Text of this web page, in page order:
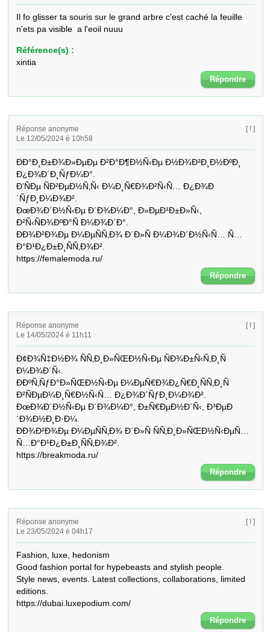
Il fo glisser ta souris sur le grand arbre c'est caché la feuille
n'ets pa visible  a l'eoil nuuu
Référence(s) :
xintia
Répondre
Réponse anonyme
Le 12/05/2024 é 10h58
[ ! ]
ÐÐ°Ð¸Ð±Ð¾Ð»ÐµÐµ Ð²Ð°Ð¶Ð½Ñ‹Ðµ Ð½Ð¾Ð²Ð¸Ð½ÐºÐ¸
Ð¿Ð¾Ð´Ð¸ÑƒÐ¼Ð°.
Ð’ÑÐµ ÑÐ²ÐµÐ½Ñ‚Ñ‹ Ð¼Ð¸Ñ€Ð¾Ð²Ñ‹Ñ… Ð¿Ð¾Ð
´ÑƒÐ¸Ð¼Ð¾Ð².
ÐœÐ¾Ð´Ð½Ñ‹Ðµ Ð´Ð¾Ð¼Ð°, Ð»ÐµÐ¹Ð±Ð»Ñ‹,
Ð²Ñ‹ÑÐ¾ÐºÐ°Ñ Ð¼Ð¾Ð´Ð°.
ÐÐ¾Ð²Ð¾Ðµ Ð¼ÐµÑÑ‚Ð¾ Ð´Ð»Ñ Ð¼Ð¾Ð´Ð½Ñ‹Ñ… Ñ…
Ð°Ð¹Ð¿Ð±Ð¸ÑÑ‚Ð¾Ð².
https://femalemoda.ru/
Répondre
Réponse anonyme
Le 14/05/2024 é 11h11
[ ! ]
Ð¢Ð¾Ñ‡Ð½Ð¾ ÑÑ‚Ð¸Ð»ÑŒÐ½Ñ‹Ðµ ÑÐ¾Ð±Ñ‹Ñ‚Ð¸Ñ
Ð¼Ð¾Ð´Ñ‹.
ÐÐºÑ‚ÑƒÐ°Ð»ÑŒÐ½Ñ‹Ðµ Ð¼ÐµÑ€Ð¾Ð¿Ñ€Ð¸ÑÑ‚Ð¸Ñ
Ð²ÑÐµÐ¼Ð¸Ñ€Ð½Ñ‹Ñ… Ð¿Ð¾Ð´ÑƒÐ¸Ð¼Ð¾Ð².
ÐœÐ¾Ð´Ð½Ñ‹Ðµ Ð´Ð¾Ð¼Ð°, Ð±Ñ€ÐµÐ½Ð´Ñ‹, Ð³ÐµÐ
´Ð¾Ð½Ð¸Ð·Ð¼.
ÐÐ¾Ð²Ð¾Ðµ Ð¼ÐµÑÑ‚Ð¾ Ð´Ð»Ñ ÑÑ‚Ð¸Ð»ÑŒÐ½Ñ‹ÐµÑ…
Ñ…Ð°Ð¹Ð¿Ð±Ð¸ÑÑ‚Ð¾Ð².
https://breakmoda.ru/
Répondre
Réponse anonyme
Le 23/05/2024 é 04h17
[ ! ]
Fashion, luxe, hedonism
Good fashion portal for hypebeasts and stylish people.
Style news, events. Latest collections, collaborations, limited
editions.
https://dubai.luxepodium.com/
Répondre